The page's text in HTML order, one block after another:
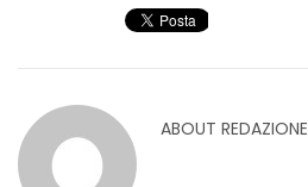
ABOUT REDAZIONE